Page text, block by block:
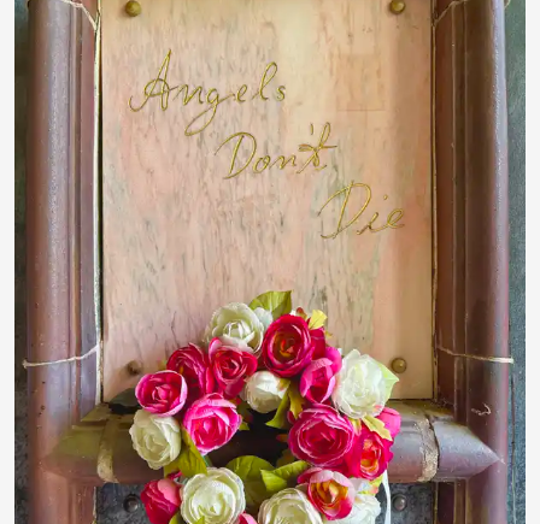
RainerSturm